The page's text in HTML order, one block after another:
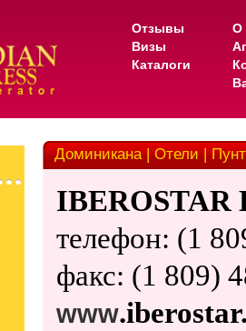
Отзывы
Визы
Каталоги
О
Доминикана | Отели |
IBEROSTAR
телефон: (1
факс: (1 809)
www.